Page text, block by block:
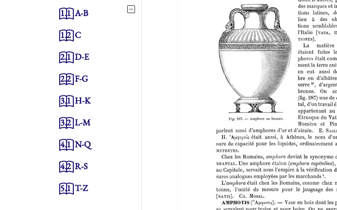
1.1A-B
1.2C
2.1D-E
2.2F-G
3.1H-K
3.2L-M
4.1N-Q
4.2R-S
5.1T-Z